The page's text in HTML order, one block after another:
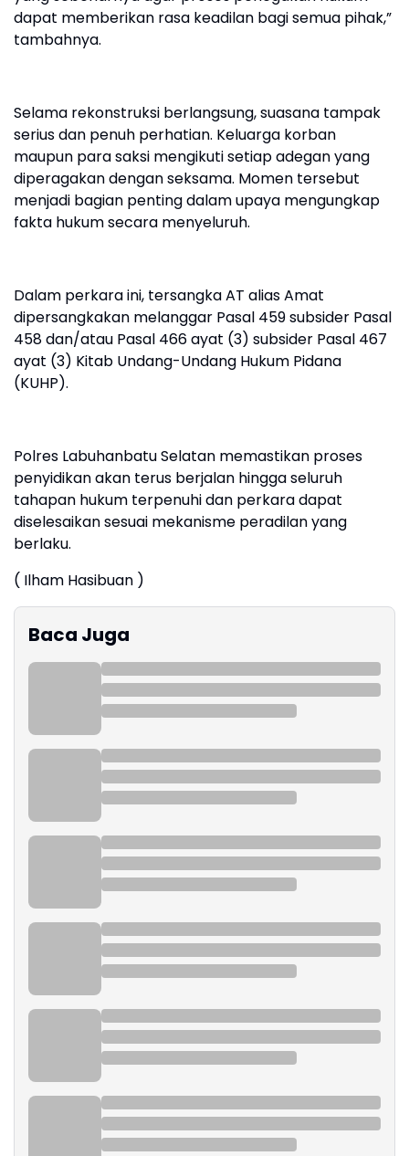
dapat memberikan rasa keadilan bagi semua pihak,”
tambahnya.
Selama rekonstruksi berlangsung, suasana tampak
serius dan penuh perhatian. Keluarga korban
maupun para saksi mengikuti setiap adegan yang
diperagakan dengan seksama. Momen tersebut
menjadi bagian penting dalam upaya mengungkap
fakta hukum secara menyeluruh.
Dalam perkara ini, tersangka AT alias Amat
dipersangkakan melanggar Pasal 459 subsider Pasal
458 dan/atau Pasal 466 ayat (3) subsider Pasal 467
ayat (3) Kitab Undang-Undang Hukum Pidana
(KUHP).
Polres Labuhanbatu Selatan memastikan proses
penyidikan akan terus berjalan hingga seluruh
tahapan hukum terpenuhi dan perkara dapat
diselesaikan sesuai mekanisme peradilan yang
berlaku.
( Ilham Hasibuan )
Baca Juga